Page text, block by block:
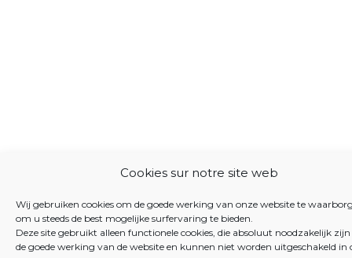
Cookies sur notre site web
Wij gebruiken cookies om de goede werking van onze website te
om u steeds de best mogelijke surfervaring te bieden.
Deze site gebruikt alleen functionele cookies, die absoluut noodzakelijk
de goede werking van de website en kunnen niet worden uitgeschakeld in